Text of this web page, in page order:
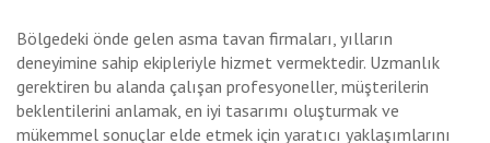
Bölgedeki önde gelen asma tavan firmaları, yılların
deneyimine sahip ekipleriyle hizmet vermektedir. Uzmanlık
gerektiren bu alanda çalışan profesyoneller, müşterilerin
beklentilerini anlamak, en iyi tasarımı oluşturmak ve
mükemmel sonuçlar elde etmek için yaratıcı yaklaşımlarını